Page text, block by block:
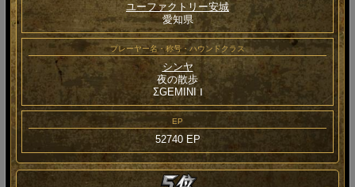
ユーファクトリー安城
愛知県
プレーヤー名・称号・ハウンドクラス
シンヤ
夜の散歩
ΣGEMINI Ⅰ
EP
52740 EP